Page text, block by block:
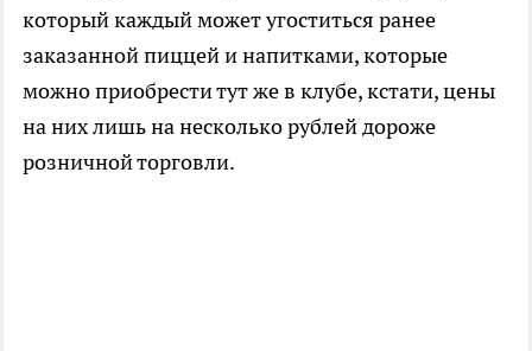
который каждый может угоститься ранее
заказанной пиццей и напитками, которые
можно приобрести тут же в клубе, кстати, цены
на них лишь на несколько рублей дороже
розничной торговли.